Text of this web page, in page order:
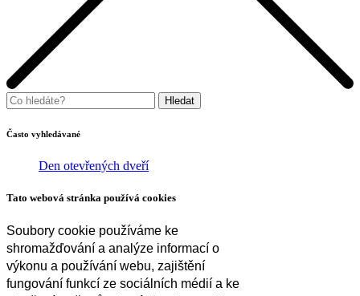
Často vyhledávané
Den otevřených dveří
Tato webová stránka používá cookies
Soubory cookie používáme ke
shromažďování a analýze informací o
výkonu a používání webu, zajištění
fungování funkcí ze sociálních médií a ke